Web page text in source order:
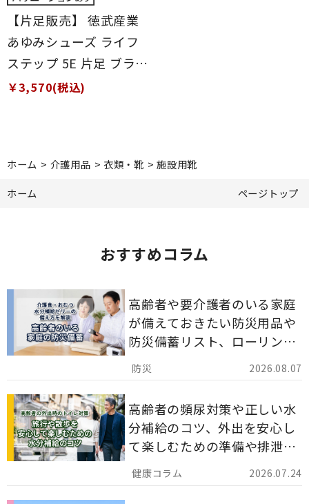
【片足販売】 徳武産業
あゆみシューズ ライフ
ステップ 5E 片足 ブラッ
ク 5L(27～27.5cm)
￥3,570(税込)
ホーム > 介護用品 > 衣類・靴 >施設用靴
ホーム
ページトップ
おすすめコラム
2026.08.07
高齢者や要介護者のいる家庭
が備えておきたい防災用品や
防災備蓄リスト、ローリング
ストックのポイントについて
解説します。
2026.07.24
高齢者の頻尿対策や正しい水
分補給のコツ、外出を安心し
て楽しむための準備や排泄ケ
ア用品の選び方を解説しま
す。